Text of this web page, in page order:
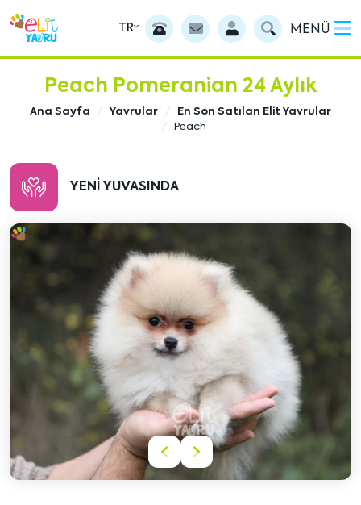
TR MENÜ
Peach Pomeranian 24 Aylık
Ana Sayfa Yavrular
En Son Satılan Elit Yavrular
Peach
YENI YUVASINDA
Önceki
içeriği
Sonraki
içeriği